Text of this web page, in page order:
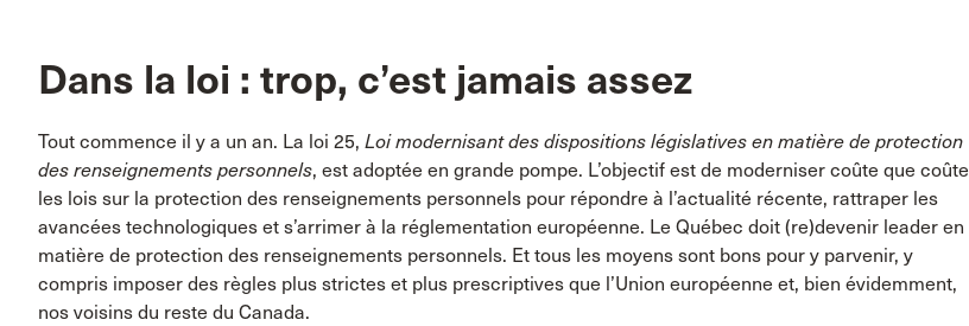
Dans la loi : trop, c’est jamais assez
Tout commence il y a un an. La loi 25, Loi modernisant des dispositions législatives en matière de protection
des renseignements personnels, est adoptée en grande pompe. L’objectif est de moderniser coûte que coûte
les lois sur la protection des renseignements personnels pour répondre à l’actualité récente, rattraper les
avancées technologiques et s’arrimer à la réglementation européenne. Le Québec doit (re)devenir leader en
matière de protection des renseignements personnels. Et tous les moyens sont bons pour y parvenir, y
compris imposer des règles plus strictes et plus prescriptives que l’Union européenne et, bien évidemment,
nos voisins du reste du Canada.